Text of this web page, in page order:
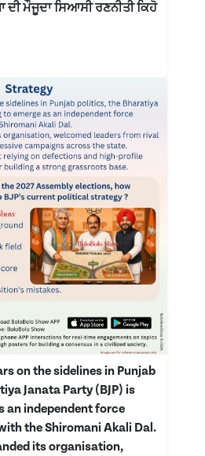
ਦੀ ਮੌਜੂਦਾ ਸਿਆਸੀ ਰਣਨੀਤੀ ਕਿਹੋ
on the sidelines in Punjab
Janata Party (BJP) is
an independent force
the Shiromani Akali Dal.
its organisation,